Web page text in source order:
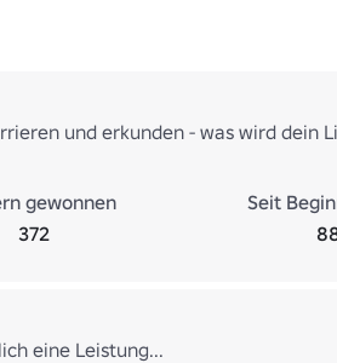
und erkunden - was wird dein
gewonnen
372
Seit
eine Leistung...